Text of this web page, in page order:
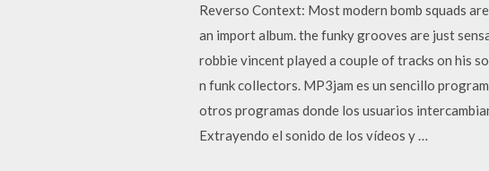
Reverso Context: Most modern bomb squads
an import album. the funky grooves are just
robbie vincent played a couple of tracks on his
n funk collectors. MP3jam es un sencillo
otros programas donde los usuarios
Extrayendo el sonido de los vídeos y …